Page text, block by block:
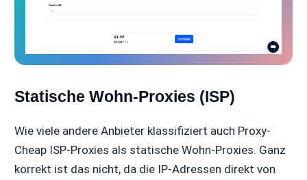
Statische Wohn-Proxies (ISP)
Wie viele andere Anbieter klassifiziert auch Proxy-
Cheap ISP-Proxies als statische Wohn-Proxies. Ganz
korrekt ist das nicht, da die IP-Adressen direkt von